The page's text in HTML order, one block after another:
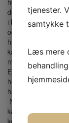
hemmahamn trots
dem var byggd i
i början på 1600-
och de flesta
handel med
kallades även för
många slott och
Europa. Det
herrar, Colin
hade kunskap om
Nicklas Sahlgren
kapitalet och
kompaniet verkade
tjenester.
samtykke
Læs mere